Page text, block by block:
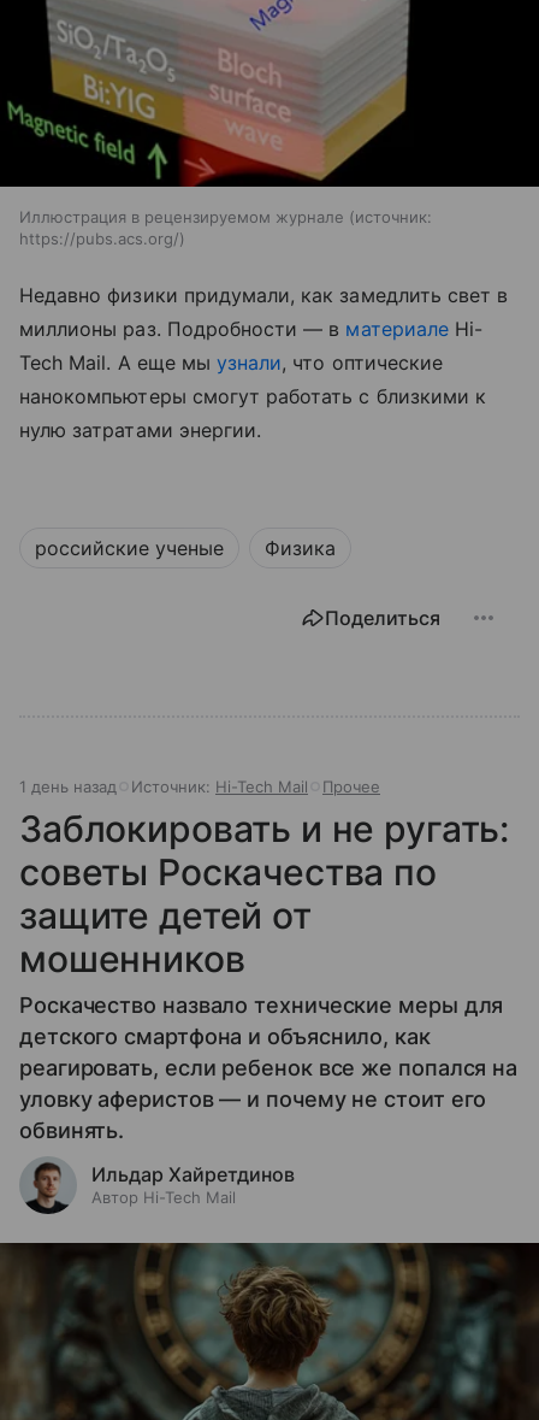
Иллюстрация в рецензируемом журнале
источник:
https://pubs.acs.org/
Недавно физики придумали, как замедлить свет в
миллионы раз. Подробности — в материалеHi-
Tech Mail. А еще мы узнали, что оптические
нанокомпьютеры смогут работать с близкими к
нулю затратами энергии.
российские ученые Физика
Поделиться
1 день назад Источник: Hi-Tech Mail Прочее
Заблокировать и не ругать:
советы Роскачества по
защите детей от
мошенников
Роскачество назвало технические меры для
детского смартфона и объяснило, как
реагировать, если ребенок все же попался на
уловку аферистов — и почему не стоит его
обвинять.
Ильдар Хайретдинов
Автор Hi-Tech Mail